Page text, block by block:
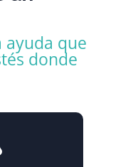
ayuda que
donde